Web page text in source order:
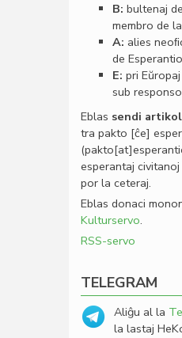
B: bultenaj
membro de
A: alies
de
E: pri
sub
Eblas sendi
tra pakto [ĉe]
esperantaj
por la ceteraj.
Eblas donaci
Kulturservo.
RSS-servo
TELEGRAM
Aliĝu al la
la lastaj